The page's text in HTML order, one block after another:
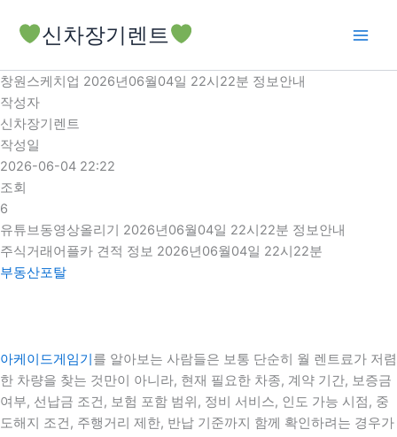
로
건
너
뛰
기
신차장기렌트
창원스케치업 2026년06월04일 22시22분 정보안내
작성자
신차장기렌트
작성일
2026-06-04 22:22
조회
6
유튜브동영상올리기 2026년06월04일 22시22분 정보안내
주식거래어플카 견적 정보 2026년06월04일 22시22분
부동산포탈
아케이드게임기를 알아보는 사람들은 보통 단순히 월 렌트료가 저렴
한 차량을 찾는 것만이 아니라, 현재 필요한 차종, 계약 기간, 보증금
여부, 선납금 조건, 보험 포함 범위, 정비 서비스, 인도 가능 시점, 중
도해지 조건, 주행거리 제한, 반납 기준까지 함께 확인하려는 경우가